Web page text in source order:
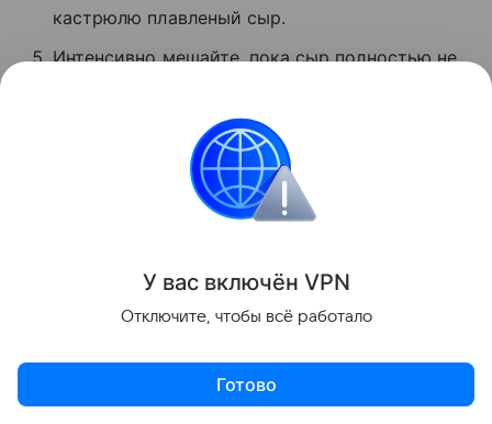
кастрюлю плавленый сыр.
Интенсивно мешайте, пока сыр полностью не
Выложите в суп зажарку из бекона и овощей.
Проварите 2—3 минуты, выключите огонь и
Поделиться
У вас включён VPN
Отключите, чтобы всё работало
Готово